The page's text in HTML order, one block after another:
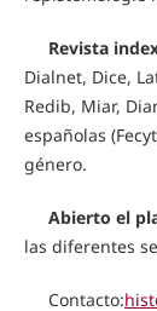
Revista
Dialnet, Dice,
Redib, Miar,
españolas
género.
Abierto el
las diferentes
Contacto: